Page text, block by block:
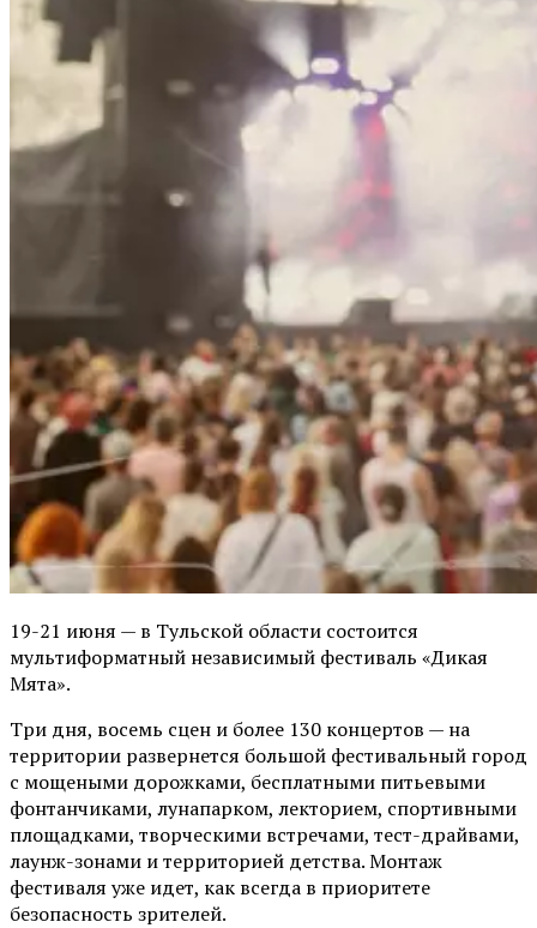
19-21 июня — в Тульской области состоится
мультиформатный независимый фестиваль «Дикая
Мята».
Три дня, восемь сцен и более 130 концертов — на
территории развернется большой фестивальный город
с мощеными дорожками, бесплатными питьевыми
фонтанчиками, лунапарком, лекторием, спортивными
площадками, творческими встречами, тест-драйвами,
лаунж-зонами и территорией детства. Монтаж
фестиваля уже идет, как всегда в приоритете
безопасность зрителей.